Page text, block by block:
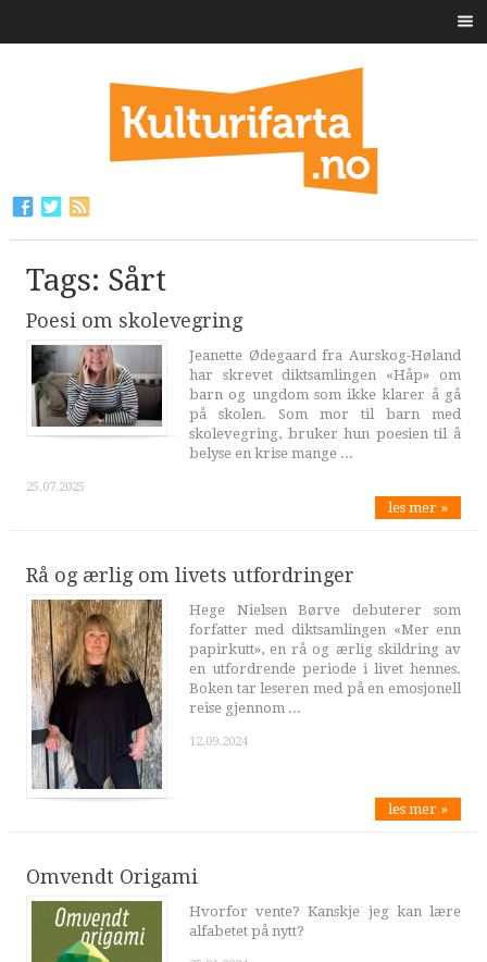
Tags: Sårt
Poesi om skolevegring
Jeanette Ødegaard fra Aurskog-Høland
har skrevet diktsamlingen «Håp» om
barn og ungdom som ikke klarer å gå
på skolen. Som mor til barn med
skolevegring, bruker hun poesien til å
belyse en krise mange ...
25.07.2025
les mer »
Rå og ærlig om livets utfordringer
Hege Nielsen Børve debuterer som
forfatter med diktsamlingen «Mer enn
papirkutt», en rå og ærlig skildring av
en utfordrende periode i livet hennes.
Boken tar leseren med på en emosjonell
reise gjennom ...
12.09.2024
les mer »
Omvendt Origami
Hvorfor vente? Kanskje jeg kan lære
alfabetet på nytt?